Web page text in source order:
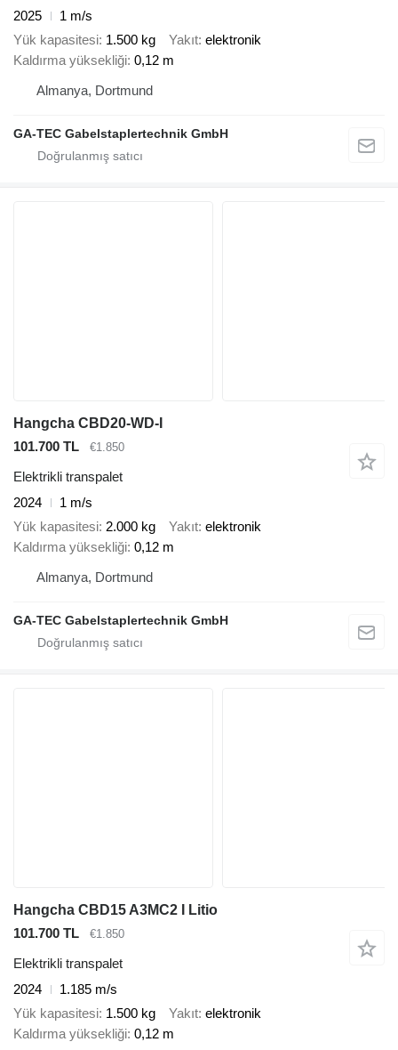
2025
1 m/s
Yük kapasitesi 1.500 kg Yakıt elektronik
Kaldırma yüksekliği 0,12 m
Almanya, Dortmund
GA-TEC Gabelstaplertechnik GmbH
Hangcha CBD20-WD-I
101.700 TL
€1.850
Elektrikli transpalet
2024
1 m/s
Yük kapasitesi 2.000 kg Yakıt elektronik
Kaldırma yüksekliği 0,12 m
Almanya, Dortmund
GA-TEC Gabelstaplertechnik GmbH
Hangcha CBD15 A3MC2 I Litio
101.700 TL
€1.850
Elektrikli transpalet
2024
1.185 m/s
Yük kapasitesi 1.500 kg Yakıt elektronik
Kaldırma yüksekliği 0,12 m